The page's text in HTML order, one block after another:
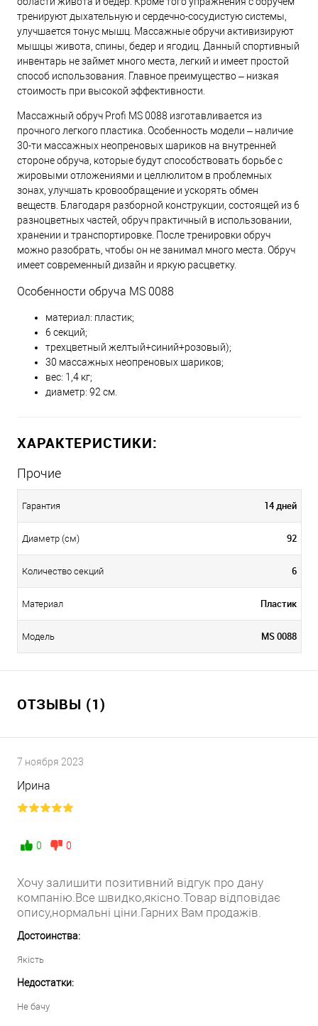
тренируют дыхательную и сердечно-сосудистую системы,
улучшается тонус мышц. Массажные обручи активизируют
мышцы живота, спины, бедер и ягодиц. Данный спортивный
инвентарь не займет много места, легкий и имеет простой
способ использования. Главное преимущество – низкая
стоимость при высокой эффективности.
Массажный обруч Profi MS 0088 изготавливается из
прочного легкого пластика. Особенность модели – наличие
30-ти массажных неопреновых шариков на внутренней
стороне обруча, которые будут способствовать борьбе с
жировыми отложениями и целлюлитом в проблемных
зонах, улучшать кровообращение и ускорять обмен
веществ. Благодаря разборной конструкции, состоящей из 6
разноцветных частей, обруч практичный в использовании,
хранении и транспортировке. После тренировки обруч
можно разобрать, чтобы он не занимал много места. Обруч
имеет современный дизайн и яркую расцветку.
Особенности обруча MS 0088
материал: пластик;
6 секций;
трехцветный желтый+синий+розовый);
30 массажных неопреновых шариков;
вес: 1,4 кг;
диаметр: 92 см.
ХАРАКТЕРИСТИКИ:
Прочие
Гарантия 14 дней
Диаметр (см) 92
Количество секций 6
Материал Пластик
Модель MS 0088
ОТЗЫВЫ (1)
7 ноября 2023
Ирина
0 0
Хочу залишити позитивний відгук про дану
компанію.Все швидко,якісно.Товар відповідає
опису,нормальні ціни.Гарних Вам продажів.
Достоинства:
Якість
Недостатки:
Не бачу